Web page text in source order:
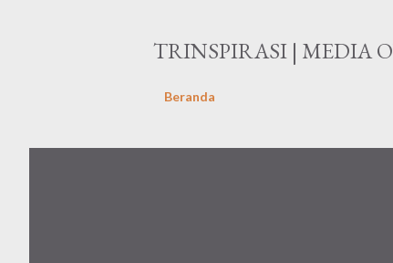
TRINSPIRASI | MEDIA
Beranda